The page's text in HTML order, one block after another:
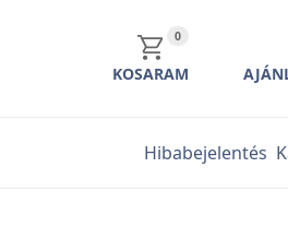
0KOSÁR TARTALMA
KOSARAM
Hibabejelentés